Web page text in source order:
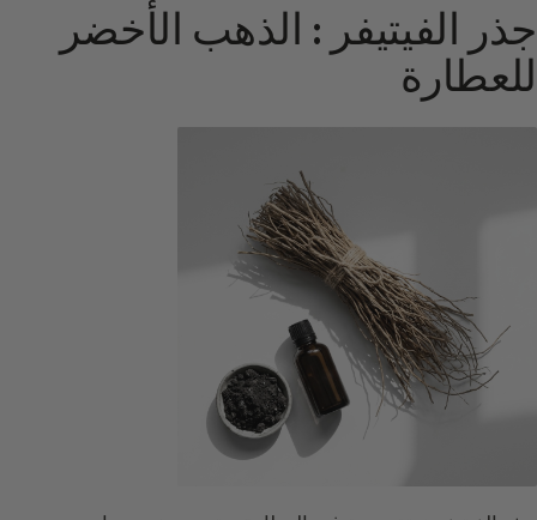
جذر الفيتيفر : الذهب الأخضر
للعطارة